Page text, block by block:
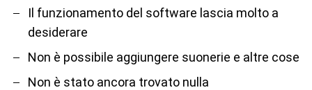
Il funzionamento del software lascia molto a
desiderare
Non è possibile aggiungere suonerie e altre cose
Non è stato ancora trovato nulla